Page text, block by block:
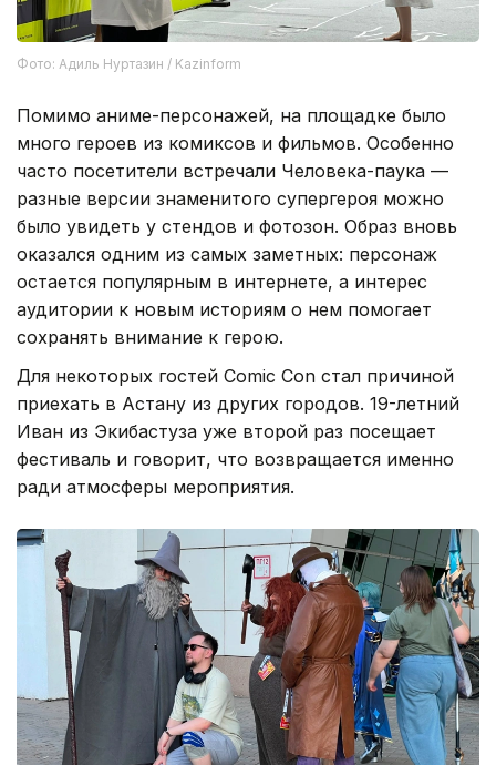
Фото: Адиль Нуртазин / Kazinform
Помимо аниме-персонажей, на площадке было
много героев из комиксов и фильмов. Особенно
часто посетители встречали Человека-паука —
разные версии знаменитого супергероя можно
было увидеть у стендов и фотозон. Образ вновь
оказался одним из самых заметных: персонаж
остается популярным в интернете, а интерес
аудитории к новым историям о нем помогает
сохранять внимание к герою.
Для некоторых гостей Comic Con стал причиной
приехать в Астану из других городов. 19-летний
Иван из Экибастуза уже второй раз посещает
фестиваль и говорит, что возвращается именно
ради атмосферы мероприятия.